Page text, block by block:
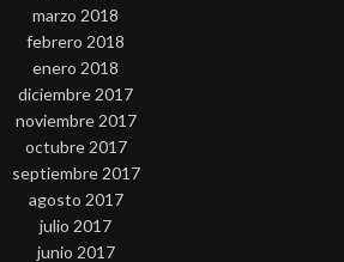
marzo 2018
febrero 2018
enero 2018
diciembre 2017
noviembre 2017
octubre 2017
septiembre 2017
agosto 2017
julio 2017
junio 2017